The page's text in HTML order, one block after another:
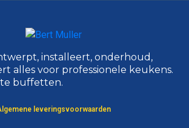
installeert, onderhoud,
alles voor professionele keukens.
buffetten.
leveringsvoorwaarden